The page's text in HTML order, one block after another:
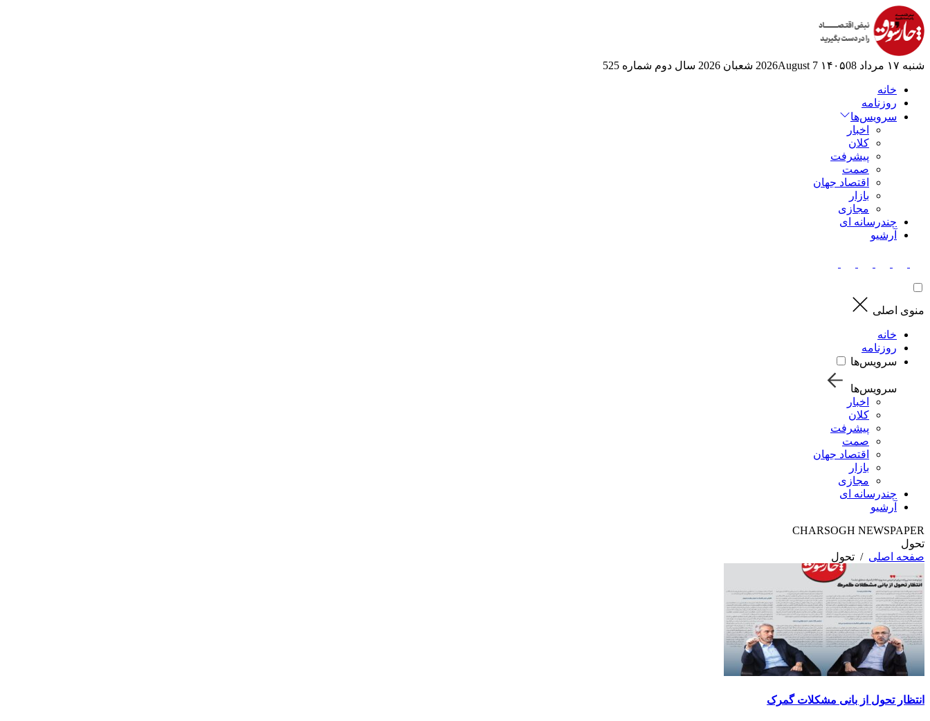
شنبه ۱۷ مرداد ۱۴۰۵ 08 2026August 7 شعبان 2026 سال دوم شماره 525
خانه
روزنامه
سرویس‌ها
اخبار
کلان
پیشرفت
صمت
اقتصاد جهان
بازار
مجازی
چندرسانه ای
آرشیو
منوی اصلی
خانه
روزنامه
سرویس‌ها
سرویس‌ها
اخبار
کلان
پیشرفت
صمت
اقتصاد جهان
بازار
مجازی
چندرسانه ای
آرشیو
CHARSOGH NEWSPAPER
تحول
صفحه اصلی / تحول
انتظار تحول از بانی مشکلات گمرک